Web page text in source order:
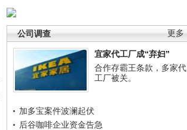
更多
公司调查
宜家代工厂成“弃妇”
合作存霸王条款，多家代
工厂被关。
加多宝案件波澜起伏
后谷咖啡企业资金告急